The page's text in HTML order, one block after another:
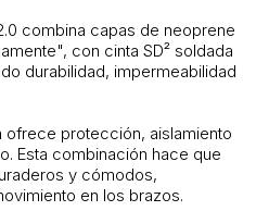
combina capas de neoprene
con cinta SD² soldada
durabilidad, impermeabilidad
ofrece protección, aislamiento
Esta combinación hace que
y cómodos,
en los brazos.